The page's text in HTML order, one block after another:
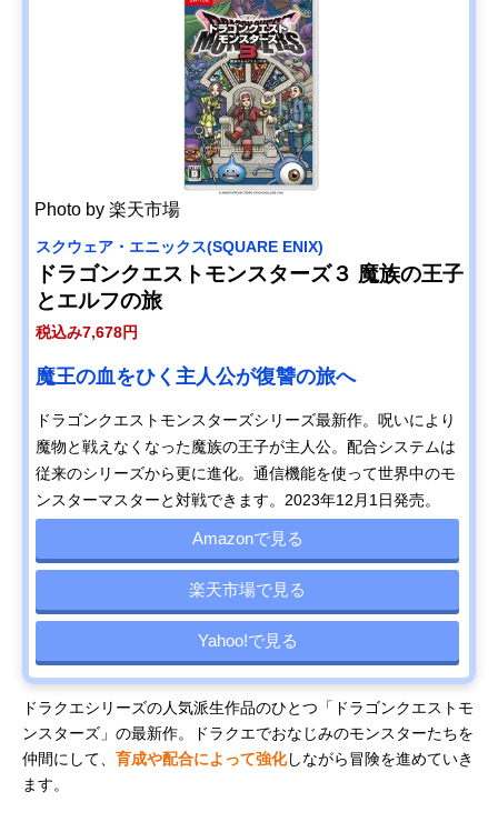
Photo by 楽天市場
スクウェア・エニックス(SQUARE ENIX)
ドラゴンクエストモンスターズ３ 魔族の王子
とエルフの旅
税込み7,678円
魔王の血をひく主人公が復讐の旅へ
ドラゴンクエストモンスターズシリーズ最新作。呪いにより
魔物と戦えなくなった魔族の王子が主人公。配合システムは
従来のシリーズから更に進化。通信機能を使って世界中のモ
ンスターマスターと対戦できます。2023年12月1日発売。
Amazonで見る
楽天市場で見る
Yahoo!で見る
ドラクエシリーズの人気派生作品のひとつ「ドラゴンクエストモ
ンスターズ」の最新作。ドラクエでおなじみのモンスターたちを
仲間にして、 育成や配合によって強化しながら冒険を進めていき
ます。